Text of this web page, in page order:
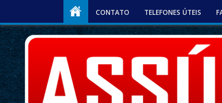
CONTATO TELEFONES ÚTEIS